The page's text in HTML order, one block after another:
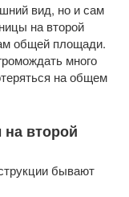
вид, но и сам
на второй
общей площади.
много
на общем
второй
бывают